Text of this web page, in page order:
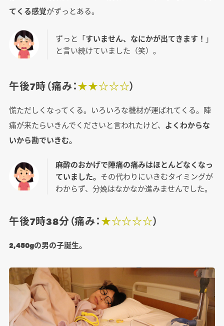
てくる感覚がずっとある。
ずっと「すいません、なにかが出てきます！ 」
と言い続けていました（笑）。
午後7時（痛み：★★☆☆☆）
慌ただしくなってくる。いろいろな機材が運ばれてくる。陣
痛が来たらいきんでくださいと言われたけど、 よくわからな
いから勘でいきむ。
麻酔のおかげで陣痛の痛みはほとんどなくなっ
ていました。 その代わりにいきむタイミングが
わからず、分娩はなかなか進みませんでした。
午後7時38分（痛み：★☆☆☆☆）
2,450gの男の子誕生。